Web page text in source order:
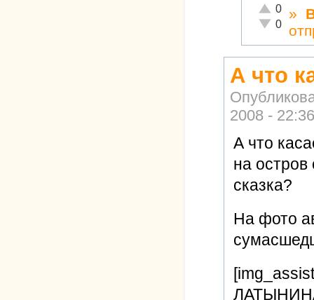
Отлично!
0
0
»
А что
2008 - 22:36
А что
на
сказка?
На фото